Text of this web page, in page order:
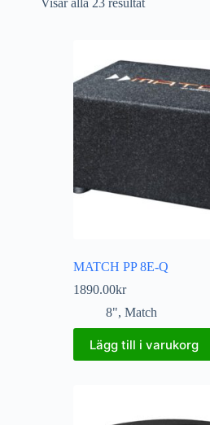
Visar alla 23 resultat
MATCH PP 8E-Q
1890.00kr
8", Match
Lägg till i varukorg